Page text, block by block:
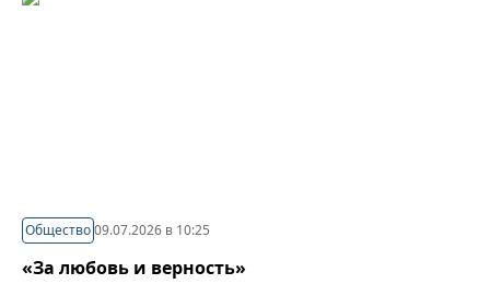
Общество09.07.2026 в 10:25
«За любовь и верность»